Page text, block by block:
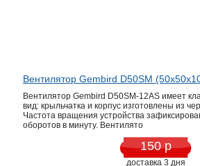
Вентилятор Gembird D50SM
Вентилятор Gembird D50SM-12AS имеет
вид: крыльчатка и корпус изготовлены из
Частота вращения устройства
оборотов в минуту. Вентилято
150 р
доставка 3 дня